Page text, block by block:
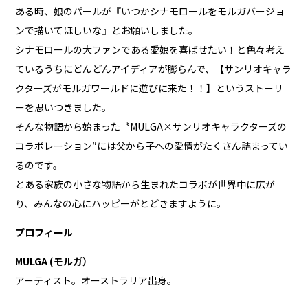
ある時、娘のパールが『いつかシナモロールをモルガバージョ
ンで描いてほしいな』とお願いしました。
シナモロールの大ファンである愛娘を喜ばせたい！と色々考え
ているうちにどんどんアイディアが膨らんで、【サンリオキャラ
クターズがモルガワールドに遊びに来た！！】というストーリ
ーを思いつきました。
そんな物語から始まった〝MULGA×サンリオキャラクターズの
コラボレーション″には父から子への愛情がたくさん詰まってい
るのです。
とある家族の小さな物語から生まれたコラボが世界中に広が
り、みんなの心にハッピーがとどきますように。
プロフィール
MULGA (モルガ）
アーティスト。オーストラリア出身。